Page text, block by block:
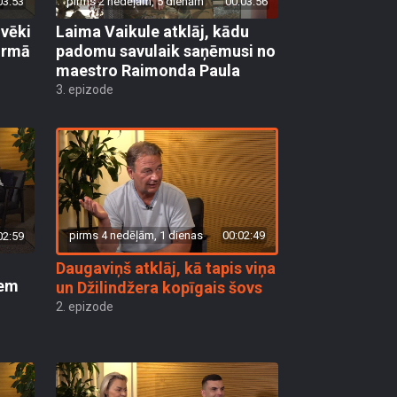
Laima Vaikule atklāj, kādu
padomu savulaik saņēmusi no
maestro Raimonda Paula
3. epizode
pirms 4 nedēļām, 1 dienas 00:02:49
Daugaviņš atklāj, kā tapis viņa
un Džilindžera kopīgais šovs
2. epizode